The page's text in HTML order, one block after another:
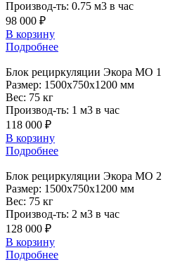
Производ-ть: 0.75 м3 в час
98 000 ₽
В корзину
Подробнее
Блок рециркуляции Экора МО 1
Размер: 1500x750x1200 мм
Вес: 75 кг
Производ-ть: 1 м3 в час
118 000 ₽
В корзину
Подробнее
Блок рециркуляции Экора МО 2
Размер: 1500x750x1200 мм
Вес: 75 кг
Производ-ть: 2 м3 в час
128 000 ₽
В корзину
Подробнее